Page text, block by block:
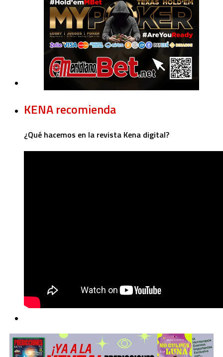
KENA recomienda
¿Qué hacemos en la revista Kena digital?